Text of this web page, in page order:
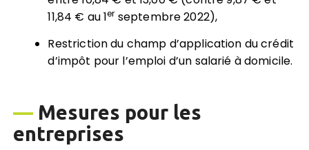
11,84 € au 1er septembre 2022),
Restriction du champ d’application du crédit
d’impôt pour l’emploi d’un salarié à domicile.
— Mesures pour les
entreprises